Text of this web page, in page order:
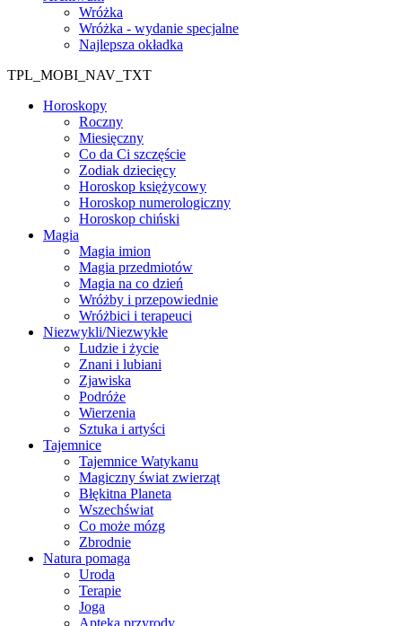
Wróżka
Wróżka - wydanie specjalne
Najlepsza okładka
TPL_MOBI_NAV_TXT
Horoskopy
Roczny
Miesięczny
Co da Ci szczęście
Zodiak dziecięcy
Horoskop księżycowy
Horoskop numerologiczny
Horoskop chiński
Magia
Magia imion
Magia przedmiotów
Magia na co dzień
Wróżby i przepowiednie
Wróżbici i terapeuci
Niezwykli/Niezwykłe
Ludzie i życie
Znani i lubiani
Zjawiska
Podróże
Wierzenia
Sztuka i artyści
Tajemnice
Tajemnice Watykanu
Magiczny świat zwierząt
Błękitna Planeta
Wszechświat
Co może mózg
Zbrodnie
Natura pomaga
Uroda
Terapie
Joga
Apteka przyrody